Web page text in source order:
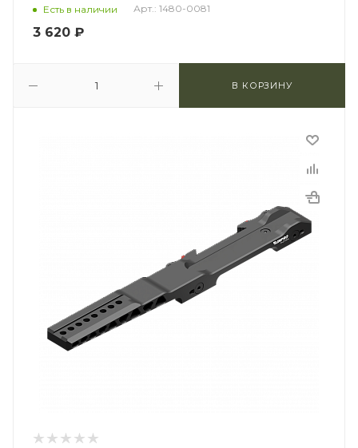
Есть в наличии Арт.: 1480-0081
3 620 ₽
В КОРЗИНУ